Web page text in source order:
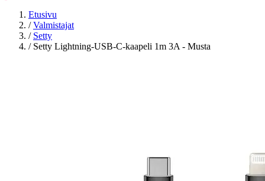
Etusivu
/ Valmistajat
/ Setty
/ Setty Lightning-USB-C-kaapeli 1m 3A - Musta